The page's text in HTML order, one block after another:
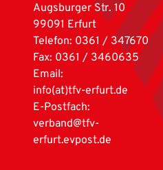
Augsburger Str. 10
99091 Erfurt
Telefon: 0361 / 347670
Fax: 0361 / 3460635
Email:
info(at)tfv-erfurt.de
E-Postfach:
verband@tfv-
erfurt.evpost.de